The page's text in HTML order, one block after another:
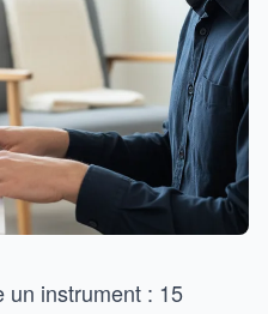
un instrument : 15